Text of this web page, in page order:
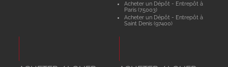
Acheter un Dépôt - Entrepôt à
Paris (75003)
Acheter un Dépôt - Entrepôt à
Saint Denis (97400)